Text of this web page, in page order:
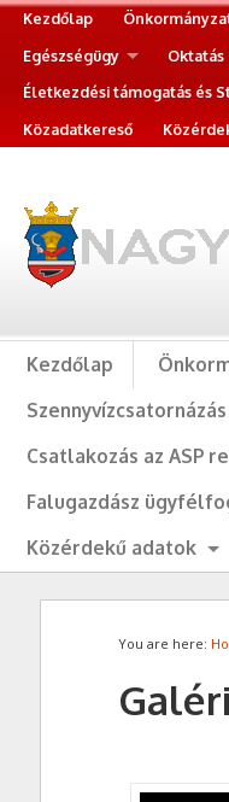
Kezdőlap
Egészségügy
Oktatás
Életkezdési támogatás és
Közadatkereső
Kezdőlap
Szennyvízcsatornázás
Csatlakozás az ASP
Falugazdász
Közérdekű adatok
You are here: